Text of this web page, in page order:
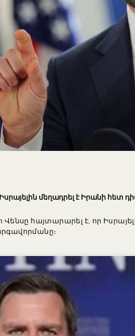
մեղադրել է Իրանի հետ
հայտարարել է, որ